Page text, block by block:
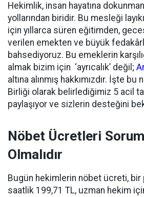
Hekimlik, insan hayatına
yollarından biridir. Bu mesleği
için yıllarca süren eğitimden,
verilen emekten ve büyük
bahsediyoruz. Bu emeklerin
almak bizim için ‘ayrıcalık’ değil;
altına alınmış hakkımızdır. İşte bu
Birliği olarak belirlediğimiz 5 acil
paylaşıyor ve sizlerin desteğini
Nöbet Ücretleri
Olmalıdır
Bugün hekimlerin nöbet ücreti,
saatlik 199,71 TL, uzman hekim